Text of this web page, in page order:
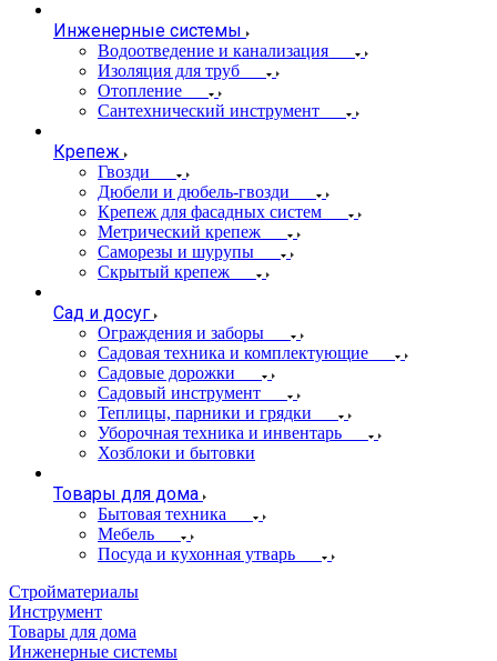
Инженерные системы
Водоотведение и канализация
Изоляция для труб
Отопление
Сантехнический инструмент
Крепеж
Гвозди
Дюбели и дюбель-гвозди
Крепеж для фасадных систем
Метрический крепеж
Саморезы и шурупы
Скрытый крепеж
Сад и досуг
Ограждения и заборы
Садовая техника и комплектующие
Садовые дорожки
Садовый инструмент
Теплицы, парники и грядки
Уборочная техника и инвентарь
Хозблоки и бытовки
Товары для дома
Бытовая техника
Мебель
Посуда и кухонная утварь
Стройматериалы
Инструмент
Товары для дома
Инженерные системы